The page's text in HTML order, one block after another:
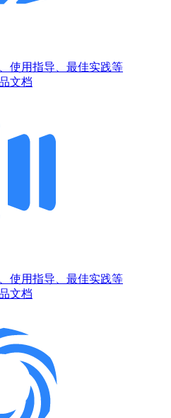
使用指导、最佳实践等
文档
使用指导、最佳实践等
文档